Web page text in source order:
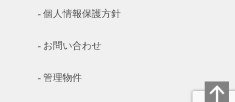
個人情報保護方針
お問い合わせ
管理物件